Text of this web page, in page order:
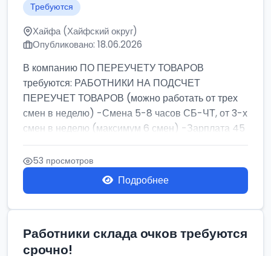
Требуются
Хайфа (Хайфский округ)
Опубликовано: 18.06.2026
В компанию ПО ПЕРЕУЧЕТУ ТОВАРОВ
требуются: РАБОТНИКИ НА ПОДСЧЕТ
ПЕРЕУЧЕТ ТОВАРОВ (можно работать от трех
смен в неделю) -Смена 5-8 часов СБ-ЧТ, от 3-х
смен в неделю (максимум 6 смен) -Зарплата 45
шек ...
53 просмотров
Подробнее
Работники склада очков требуются
срочно!